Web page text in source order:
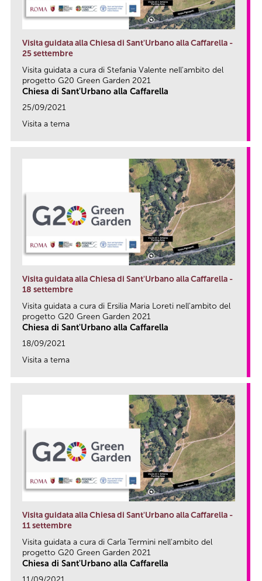
Visita guidata alla Chiesa di Sant'Urbano alla Caffarella -
25 settembre
Visita guidata a cura di Stefania Valente nell'ambito del
progetto G20 Green Garden 2021
Chiesa di Sant'Urbano alla Caffarella
25/09/2021
Visita a tema
Visita guidata alla Chiesa di Sant'Urbano alla Caffarella -
18 settembre
Visita guidata a cura di Ersilia Maria Loreti nell'ambito del
progetto G20 Green Garden 2021
Chiesa di Sant'Urbano alla Caffarella
18/09/2021
Visita a tema
Visita guidata alla Chiesa di Sant'Urbano alla Caffarella -
11 settembre
Visita guidata a cura di Carla Termini nell'ambito del
progetto G20 Green Garden 2021
Chiesa di Sant'Urbano alla Caffarella